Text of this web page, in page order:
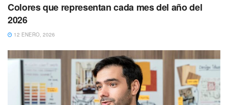
Colores que representan cada mes del año del
2026
12 ENERO, 2026